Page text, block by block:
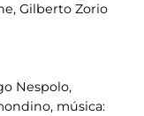
Gilberto Zorio
Nespolo,
música: